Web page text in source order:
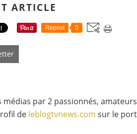
ARTICLE
Repost 0
médias par 2 passionnés,
de leblogtvnews.com sur le